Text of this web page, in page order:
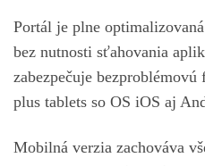
Portál je plne
bez nutnosti sťahovania
zabezpečuje
plus tablets so OS iOS aj
Mobilná verzia zachováva